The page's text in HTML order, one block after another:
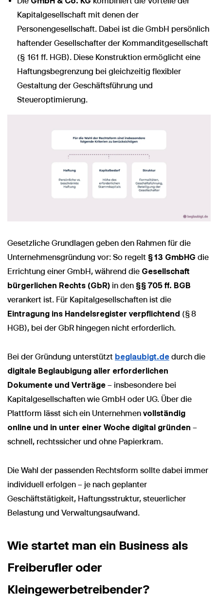
Kapitalgesellschaft mit denen der
Personengesellschaft. Dabei ist die GmbH persönlich
haftender Gesellschafter der Kommanditgesellschaft
(§ 161 ff. HGB). Diese Konstruktion ermöglicht eine
Haftungsbegrenzung bei gleichzeitig flexibler
Gestaltung der Geschäftsführung und
Steueroptimierung.
Gesetzliche Grundlagen geben den Rahmen für die
Unternehmensgründung vor: So regelt § 13 GmbHG die
Errichtung einer GmbH, während die Gesellschaft
bürgerlichen Rechts (GbR) in den §§ 705 ff. BGB
verankert ist. Für Kapitalgesellschaften ist die
Eintragung ins Handelsregister verpflichtend (§ 8
HGB), bei der GbR hingegen nicht erforderlich.
Bei der Gründung unterstützt beglaubigt.de durch die
digitale Beglaubigung aller erforderlichen
Dokumente und Verträge – insbesondere bei
Kapitalgesellschaften wie GmbH oder UG. Über die
Plattform lässt sich ein Unternehmen vollständig
online und in unter einer Woche digital gründen –
schnell, rechtssicher und ohne Papierkram.
Die Wahl der passenden Rechtsform sollte dabei immer
individuell erfolgen – je nach geplanter
Geschäftstätigkeit, Haftungsstruktur, steuerlicher
Belastung und Verwaltungsaufwand.
Wie startet man ein Business als
Freiberufler oder
Kleingewerbetreibender?